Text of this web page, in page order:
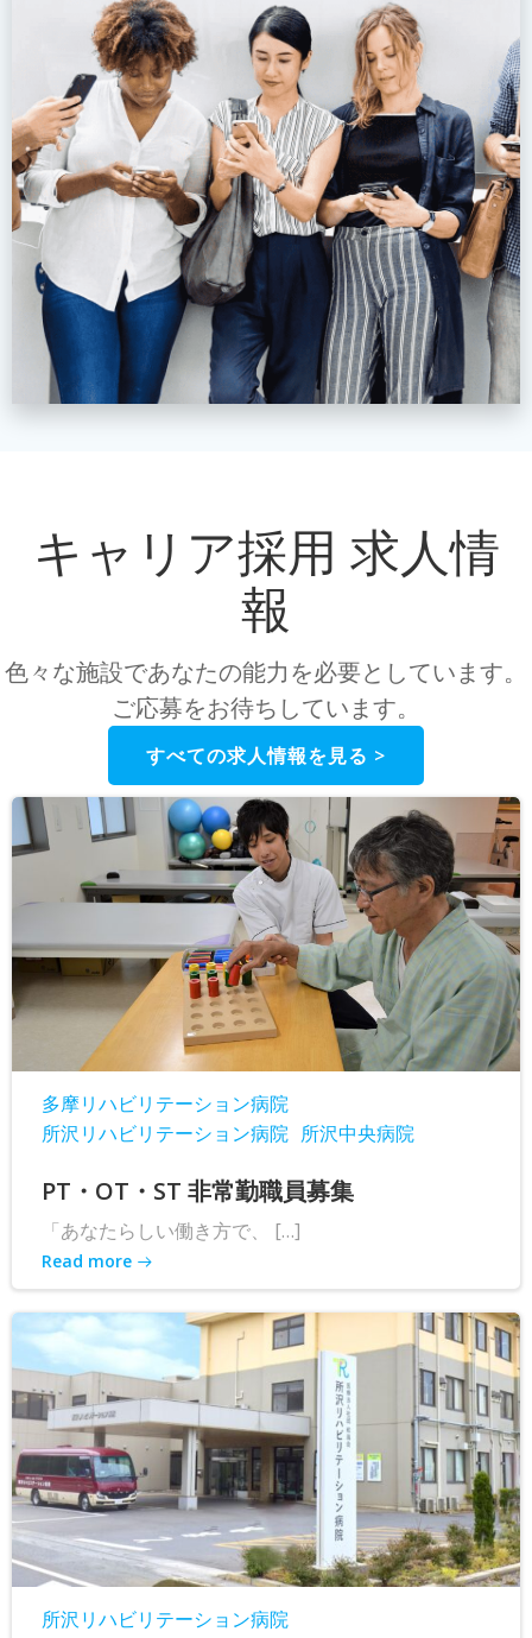
キャリア採用 求人情
報
色々な施設であなたの能力を必要としています。
ご応募をお待ちしています。
すべての求人情報を見る >
多摩リハビリテーション病院
所沢リハビリテーション病院 所沢中央病院
PT・OT・ST 非常勤職員募集
「あなたらしい働き方で、 […]
Read more
所沢リハビリテーション病院